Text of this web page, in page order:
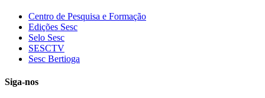
Centro de Pesquisa e Formação
Edições Sesc
Selo Sesc
SESCTV
Sesc Bertioga
Siga-nos